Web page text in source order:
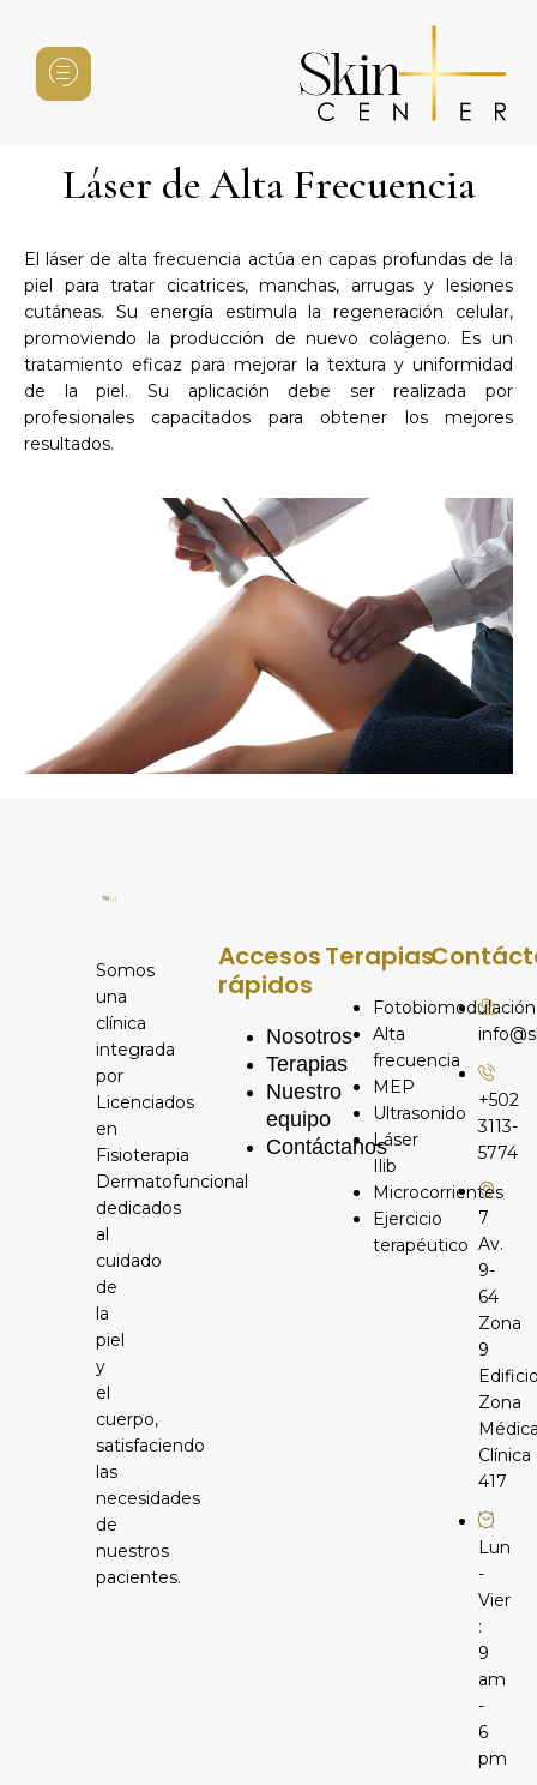
Láser de Alta Frecuencia
El láser de alta frecuencia actúa en capas profundas de la
piel para tratar cicatrices, manchas, arrugas y lesiones
cutáneas. Su energía estimula la regeneración celular,
promoviendo la producción de nuevo colágeno. Es un
tratamiento eficaz para mejorar la textura y uniformidad
de la piel. Su aplicación debe ser realizada por
profesionales capacitados para obtener los mejores
resultados.
Somos
una
clínica
integrada
por
Licenciados
en
Fisioterapia
Dermatofuncional
dedicados
al
cuidado
de
la
piel
y
el
cuerpo,
satisfaciendo
las
necesidades
de
nuestros
pacientes.
Accesos
rápidos
Nosotros
Terapias
Nuestro
equipo
Contáctanos
Terapias
Fotobiomodulación
Alta
frecuencia
MEP
Ultrasonido
Láser
Ilib
Microcorrientes
Ejercicio
terapéutico
+502
3113-
5774
7
Av.
9-
64
Zona
9
Zona
Clínica
417
Lun
-
Vier
:
9
am
-
6
pm